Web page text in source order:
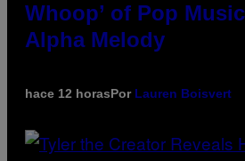
Whoop’ of Pop
Alpha Melody
hace 12 horasPor Lauren Boisvert